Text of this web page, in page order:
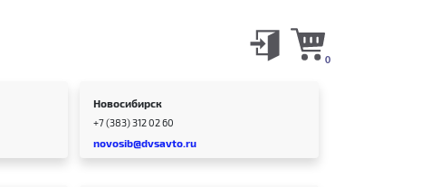
0
Новосибирск
+7 (383) 312 02 60
novosib@dvsavto.ru